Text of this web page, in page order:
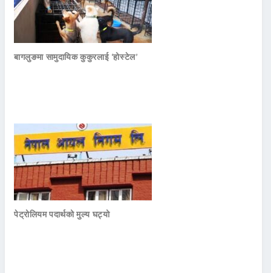
बागलुङमा सामुदायिक कुकुरलाई ‘होस्टेल’
पेट्रोलियम पदार्थको मुल्य घट्यो